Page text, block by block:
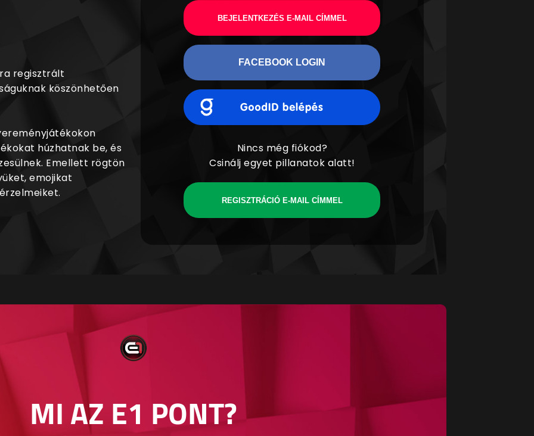
regisztrált
köszönhetően
húzhatnak be, és
Emellett rögtön
emojikat
BEJELENTKEZÉS E-MAIL CÍMMEL
FACEBOOK LOGIN
Nincs még fiókod?
Csinálj egyet pillanatok alatt!
REGISZTRÁCIÓ E-MAIL CÍMMEL
MI AZ E1 PONT?